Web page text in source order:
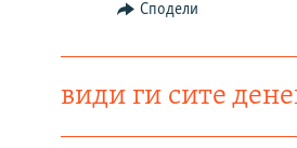
Сподели
види ги сите